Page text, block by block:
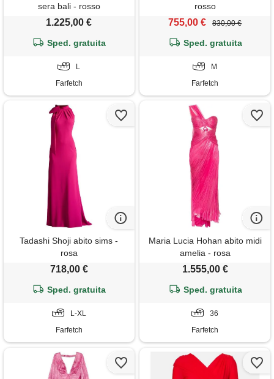
sera bali - rosso
1.225,00 €
Sped. gratuita
L
Farfetch
rosso
755,00 € 830,00 €
Sped. gratuita
M
Farfetch
Tadashi Shoji abito sims -
rosa
718,00 €
Sped. gratuita
L-XL
Farfetch
Maria Lucia Hohan abito midi
amelia - rosa
1.555,00 €
Sped. gratuita
36
Farfetch